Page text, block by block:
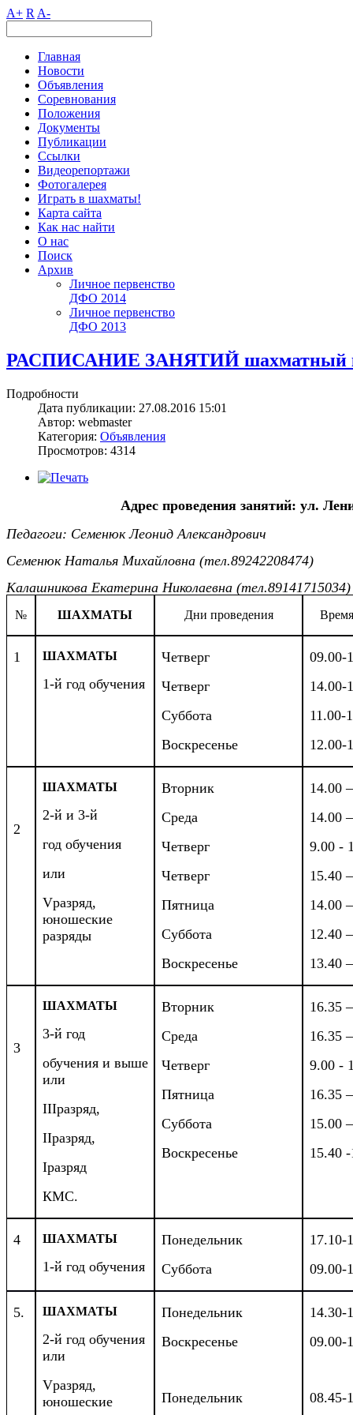
A+ R A-
Главная
Новости
Объявления
Соревнования
Положения
Документы
Публикации
Ссылки
Видеорепортажи
Фотогалерея
Играть в шахматы!
Карта сайта
Как нас найти
О нас
Поиск
Архив
Личное первенство
ДФО 2014
Личное первенство
ДФО 2013
РАСПИСАНИЕ ЗАНЯТИЙ шахматный
Подробности
Дата публикации: 27.08.2016 15:01
Автор: webmaster
Категория: Объявления
Просмотров: 4314
Адрес проведения занятий: ул.
Педагоги: Семенюк Леонид Александрович
Семенюк Наталья Михайловна (тел.89242208474)
Калашникова Екатерина Николаевна (тел.89141715034)
№ ШАХМАТЫ Дни проведения
1 ШАХМАТЫ
1-й год обучения
Четверг
Четверг
Суббота
Воскресенье
09.00-
14.00-
11.00-
12.00-
2
ШАХМАТЫ
2-й и 3-й
год обучения
или
Vразряд,
юношеские
разряды
Вторник
Среда
Четверг
Четверг
Пятница
Суббота
Воскресенье
14.00
14.00
9.00 -
15.40
14.00
12.40
13.40
3
ШАХМАТЫ
3-й год
обучения и выше
или
IIIразряд,
IIразряд,
Iразряд
КМС.
Вторник
Среда
Четверг
Пятница
Суббота
Воскресенье
16.35
16.35
9.00 -
16.35
15.00
15.40
4 ШАХМАТЫ
1-й год обучения
Понедельник
Суббота
17.10-
09.00-
5. ШАХМАТЫ
2-й год обучения
или
Vразряд,
юношеские
Понедельник
Воскресенье
Понедельник
14.30-
09.00-
08.45-